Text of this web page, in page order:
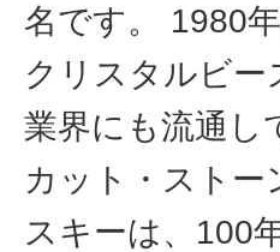
名です。 1980
クリスタルビー
業界にも流通し
カット・スト
スキーは、100